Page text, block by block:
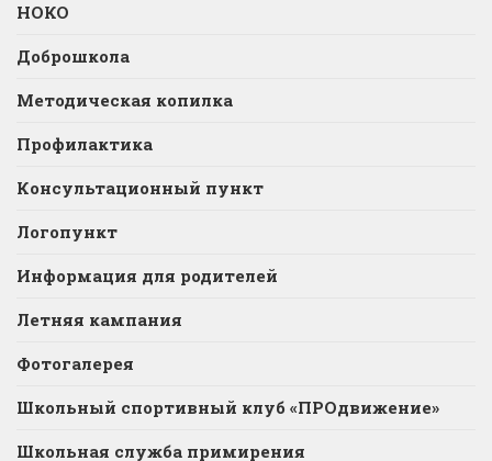
НОКО
Доброшкола
Методическая копилка
Профилактика
Консультационный пункт
Логопункт
Информация для родителей
Летняя кампания
Фотогалерея
Школьный спортивный клуб «ПРОдвижение»
Школьная служба примирения